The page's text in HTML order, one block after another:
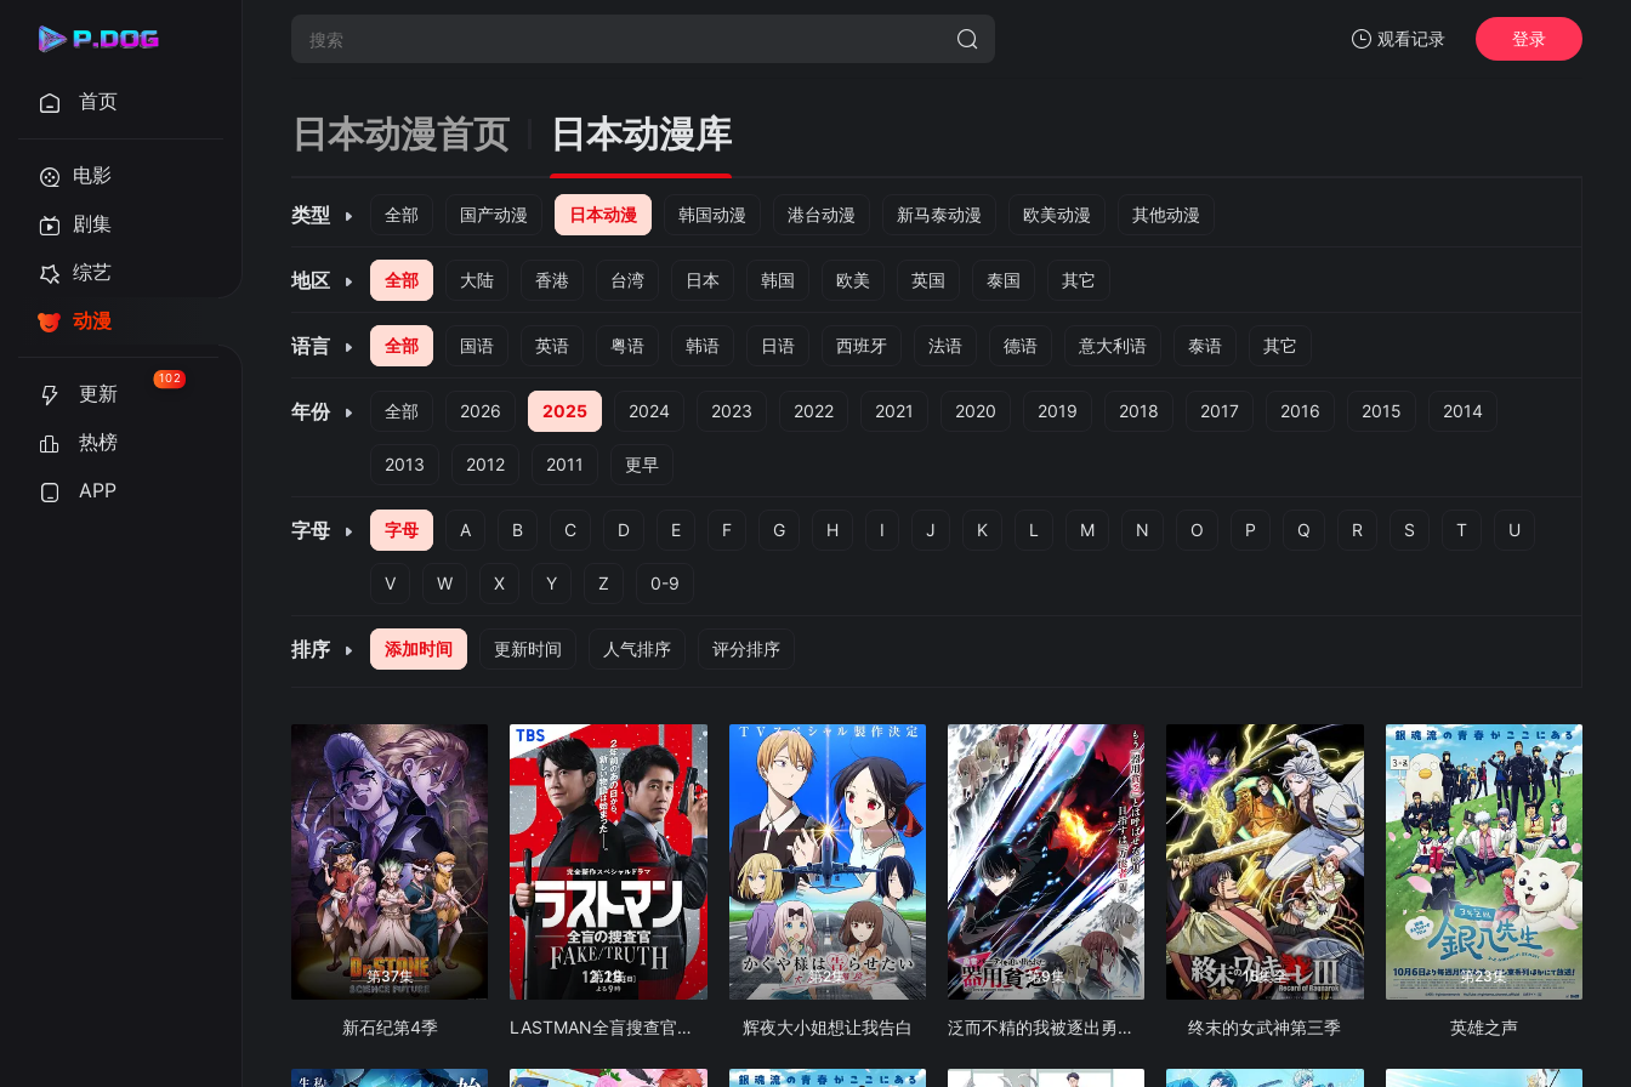
观看记录 登录
首页
电影
剧集
综艺
动漫
更新
102
热榜
APP
日本动漫首页 日本动漫库
类型 全部 国产动漫 日本动漫 韩国动漫 港台动漫 新马泰动漫 欧美动漫 其他动漫
地区 全部 大陆 香港 台湾 日本 韩国 欧美 英国 泰国 其它
语言 全部 国语 英语 粤语 韩语 日语 西班牙 法语 德语 意大利语 泰语 其它
年份 全部 2026 2025 2024 2023 2022 2021 2020 2019 2018 2017 2016 2015 2014
2013 2012 2011 更早
字母 字母 A B C D E F G H I J K L M N O P Q R S T U
V W X Y Z 0-9
排序 添加时间 更新时间 人气排序 评分排序
第37集
新石纪第4季
第1集
LASTMAN全盲搜查官第2季
第2集
辉夜大小姐想让我告白
第9集
泛而不精的我被逐出勇者队伍
15集全
终末的女武神第三季
第23集
英雄之声